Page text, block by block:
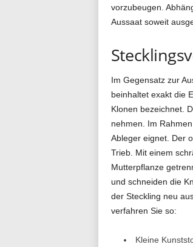
vorzubeugen.
Aussaat soweit
Im Gegensatz zur
beinhaltet exakt die
Klonen bezeichnet.
nehmen. Im
Ableger eignet. Der
Trieb. Mit einem
Mutterpflanze
und schneiden die
der Steckling neu
verfahren Sie so:
Kleine